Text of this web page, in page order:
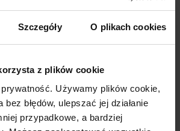
Szczegóły O plikach cookies
z plików cookie
Używamy plików cookie,
bez błędów, ulepszać jej działanie
przypadkowe, a bardziej
związane z koniecznością
w konkretnym miejscu dojazdy do
należy uwzględnić.)
okazać, że zakup nieruchomości w
za sobą wysokie koszty ukryte –
z nich to koszty codziennych